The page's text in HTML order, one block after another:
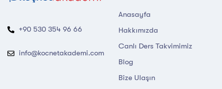
+90 530 354 96 66
info@kocnetakademi.com
Anasayfa
Hakkımızda
Canlı Ders Takvimimiz
Blog
Bize Ulaşın